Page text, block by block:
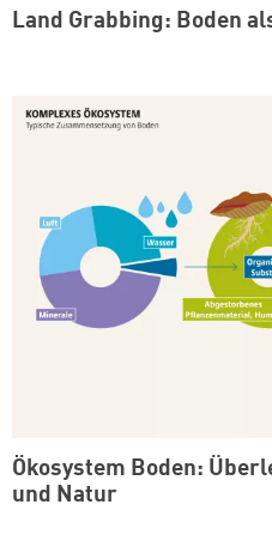
Land Grabbing: Boden
Ökosystem Boden:
und Natur